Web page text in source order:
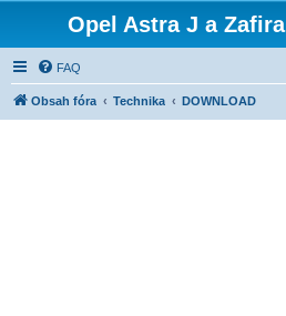
Opel Astra J a
FAQ
Obsah fóra Technika DOWNLOAD